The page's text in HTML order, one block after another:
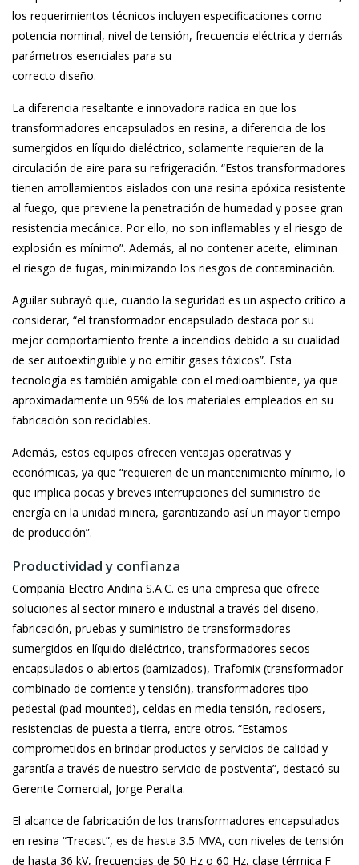
los requerimientos técnicos incluyen especificaciones como
potencia nominal, nivel de tensión, frecuencia eléctrica y demás
parámetros esenciales para su
correcto diseño.
La diferencia resaltante e innovadora radica en que los
transformadores encapsulados en resina, a diferencia de los
sumergidos en líquido dieléctrico, solamente requieren de la
circulación de aire para su refrigeración. “Estos transformadores
tienen arrollamientos aislados con una resina epóxica resistente
al fuego, que previene la penetración de humedad y posee gran
resistencia mecánica. Por ello, no son inflamables y el riesgo de
explosión es mínimo”. Además, al no contener aceite, eliminan
el riesgo de fugas, minimizando los riesgos de contaminación.
Aguilar subrayó que, cuando la seguridad es un aspecto crítico a
considerar, “el transformador encapsulado destaca por su
mejor comportamiento frente a incendios debido a su cualidad
de ser autoextinguible y no emitir gases tóxicos”. Esta
tecnología es también amigable con el medioambiente, ya que
aproximadamente un 95% de los materiales empleados en su
fabricación son reciclables.
Además, estos equipos ofrecen ventajas operativas y
económicas, ya que “requieren de un mantenimiento mínimo, lo
que implica pocas y breves interrupciones del suministro de
energía en la unidad minera, garantizando así un mayor tiempo
de producción”.
Productividad y confianza
Compañía Electro Andina S.A.C. es una empresa que ofrece
soluciones al sector minero e industrial a través del diseño,
fabricación, pruebas y suministro de transformadores
sumergidos en líquido dieléctrico, transformadores secos
encapsulados o abiertos (barnizados), Trafomix (transformador
combinado de corriente y tensión), transformadores tipo
pedestal (pad mounted), celdas en media tensión, reclosers,
resistencias de puesta a tierra, entre otros. “Estamos
comprometidos en brindar productos y servicios de calidad y
garantía a través de nuestro servicio de postventa”, destacó su
Gerente Comercial, Jorge Peralta.
El alcance de fabricación de los transformadores encapsulados
en resina “Trecast”, es de hasta 3.5 MVA, con niveles de tensión
de hasta 36 kV, frecuencias de 50 Hz o 60 Hz, clase térmica F